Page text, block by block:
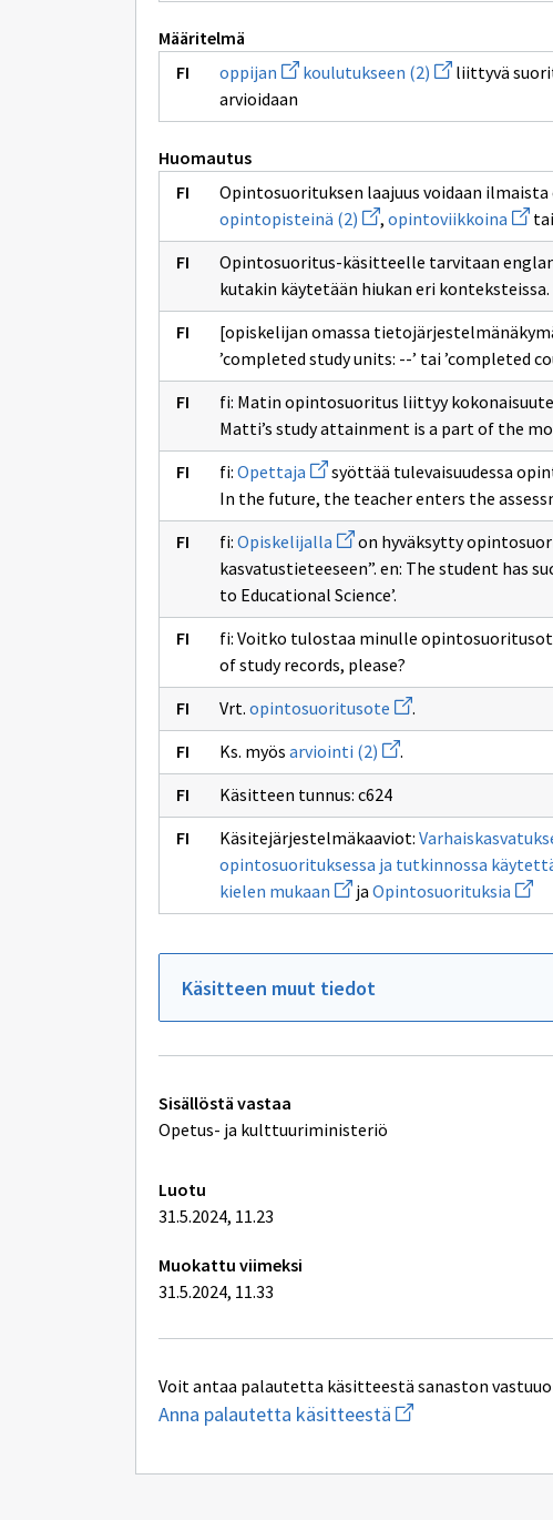
Määritelmä
oppijan Avaa
uuden
ikkunan
sivulle
koulutukseen (2) Avaa
uuden
sivulle
liittyvä
arvioidaan
Huomautus
Opintosuorituksen laajuus voidaan
opintopisteinä (2) Avaa
uuden
ikkunan
sivulle
opintopisteinä
(2)
, opintoviikkoina Avaa
uuden
tai
Opintosuoritus-käsitteelle tarvitaan
kutakin käytetään hiukan eri
[opiskelijan omassa
’completed study units: --’ tai ’completed
fi: Matin opintosuoritus liittyy
Matti’s study attainment is a part of the
fi: Opettaja Avaa
uuden
ikkunan
sivulle
Opettaja
syöttää tulevaisuudessa
In the future, the teacher enters the
fi: Opiskelijalla Avaa
uuden
ikkunan
sivulle
Opiskelijalla
on hyväksytty
kasvatustieteeseen”. en: The student has
to Educational Science’.
fi: Voitko tulostaa minulle
of study records, please?
Vrt. opintosuoritusote Avaa
uuden
ikkunan
sivulle
opintosuoritusote
.
Ks. myös arviointi (2) Avaa
uuden
ikkunan
sivulle
arviointi
(2)
.
Käsitteen tunnus: c624
Käsitejärjestelmäkaaviot:
opintosuorituksessa ja tutkinnossa
kielen mukaan Avaa
uuden
ikkunan
Varhaiskasvatuksessa,
(1),
(1),
ja
sekä
ja Opintosuorituksia Avaa
uuden
Käsitteen muut tiedot
Tekniset
lisätiedot
Sisällöstä vastaa
Opetus- ja kulttuuriministeriö
Luotu
31.5.2024, 11.23
Muokattu viimeksi
31.5.2024, 11.33
Voit antaa palautetta käsitteestä sanaston
Anna palautetta käsitteestä Aloita
uuden
kirjoitus